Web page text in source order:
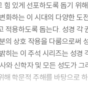
힘 있게 선포하도록 돕기 위
하는 이 시대의 다양한 도
적용하도록 돕는다. 성경 각
의 상호 작용을 다룸으로써
히는 이 주석 시리즈는 성경
와 신학자 및 모든 성도가 그
해 학문적 주해를 바탕으로